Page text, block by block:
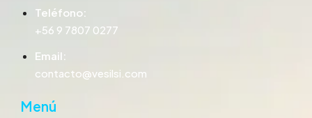
Teléfono:
+56 9 7807 0277
Email:
contacto@vesilsi.com
Menú